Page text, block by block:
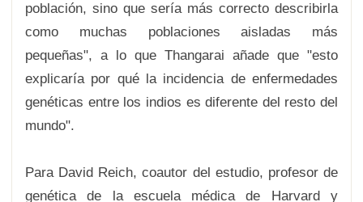
población, sino que sería más correcto describirla
como muchas poblaciones aisladas más
pequeñas", a lo que Thangarai añade que "esto
explicaría por qué la incidencia de enfermedades
genéticas entre los indios es diferente del resto del
mundo".
Para David Reich, coautor del estudio, profesor de
genética de la escuela médica de Harvard y